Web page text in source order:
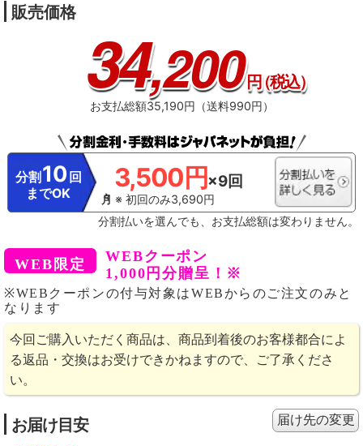
販売価格
34,200円（税込）
お支払総額35,190円（送料990円）
分割 10 回
までOK
3,500円×9回
※ 初回のみ3,690円
分割払いを選んでも、お支払総額は変わりません。
WEBクーポン
1,000円分贈呈！※
※WEBクーポンの付与対象はWEBからのご注文のみと
なります
今回ご購入いただく商品は、商品到着後のお客様都合によ
る返品・交換はお受けできかねますので、ご了承くださ
い。
お届け目安
届け先の変更